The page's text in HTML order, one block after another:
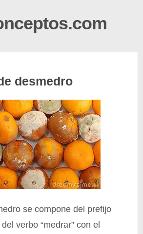
desmedro
se compone del prefijo
verbo “medrar” con el